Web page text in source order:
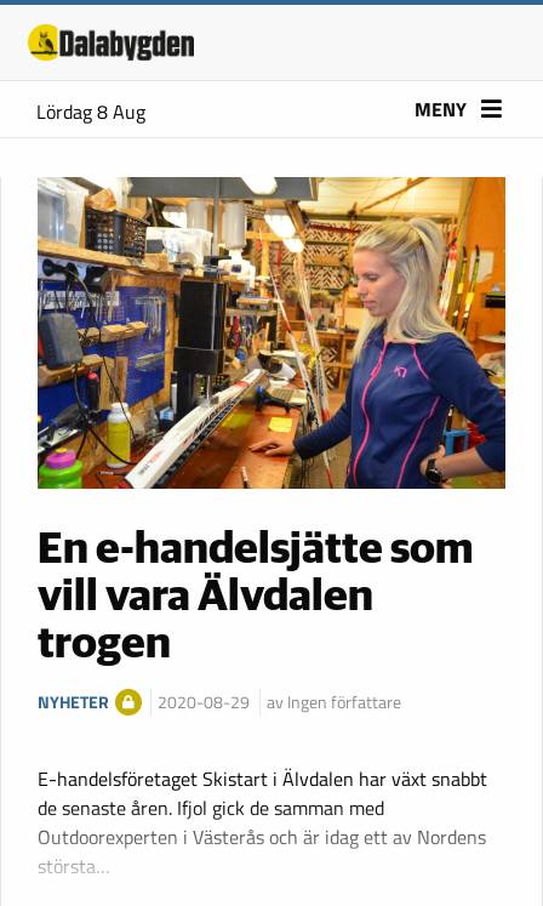
Lördag 8 Aug MENY
En e-handelsjätte som
vill vara Älvdalen
trogen
NYHETER 2020-08-29 av Ingen författare
E-handelsföretaget Skistart i Älvdalen har växt snabbt
de senaste åren. Ifjol gick de samman med
Outdoorexperten i Västerås och är idag ett av Nordens
största…